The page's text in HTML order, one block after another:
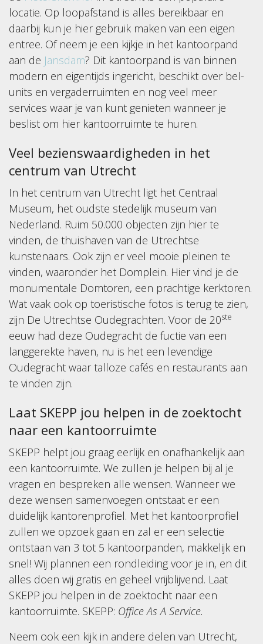
locatie. Op loopafstand is alles bereikbaar en
daarbij kun je hier gebruik maken van een eigen
entree. Of neem je een kijkje in het kantoorpand
aan de Jansdam? Dit kantoorpand is van binnen
modern en eigentijds ingericht, beschikt over bel-
units en vergaderruimten en nog veel meer
services waar je van kunt genieten wanneer je
beslist om hier kantoorruimte te huren.
Veel bezienswaardigheden in het
centrum van Utrecht
In het centrum van Utrecht ligt het Centraal
Museum, het oudste stedelijk museum van
Nederland. Ruim 50.000 objecten zijn hier te
vinden, de thuishaven van de Utrechtse
kunstenaars. Ook zijn er veel mooie pleinen te
vinden, waaronder het Domplein. Hier vind je de
monumentale Domtoren, een prachtige kerktoren.
Wat vaak ook op toeristische fotos is terug te zien,
zijn De Utrechtse Oudegrachten. Voor de 20ste
eeuw had deze Oudegracht de fuctie van een
langgerekte haven, nu is het een levendige
Oudegracht waar talloze cafés en restaurants aan
te vinden zijn.
Laat SKEPP jou helpen in de zoektocht
naar een kantoorruimte
SKEPP helpt jou graag eerlijk en onafhankelijk aan
een kantoorruimte. We zullen je helpen bij al je
vragen en bespreken alle wensen. Wanneer we
deze wensen samenvoegen ontstaat er een
duidelijk kantorenprofiel. Met het kantoorprofiel
zullen we opzoek gaan en zal er een selectie
ontstaan van 3 tot 5 kantoorpanden, makkelijk en
snel! Wij plannen een rondleiding voor je in, en dit
alles doen wij gratis en geheel vrijblijvend. Laat
SKEPP jou helpen in de zoektocht naar een
kantoorruimte. SKEPP: Office As A Service.
Neem ook een kijk in andere delen van Utrecht,